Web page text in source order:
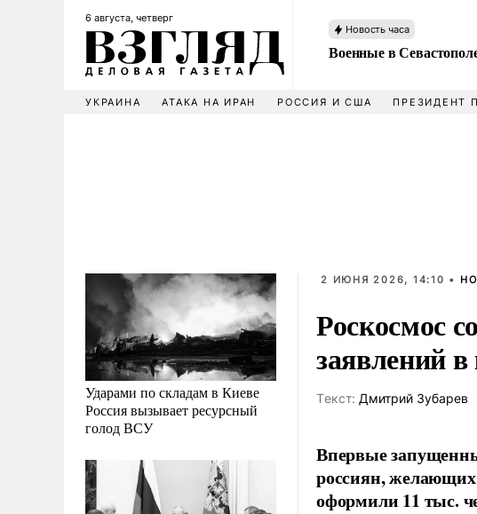
6 августа, четверг
Новость часа
Военные в
УКРАИНА АТАКА НА ИРАН РОССИЯ И США ПРЕЗИДЕНТ
Ударами по складам в Киеве
Россия вызывает ресурсный
голод ВСУ
2 ИЮНЯ 2026, 14:10 •
Роскосмос
заявлений
Tекст: Дмитрий Зубарев
Впервые
россиян, желающих
оформили 11 тыс.